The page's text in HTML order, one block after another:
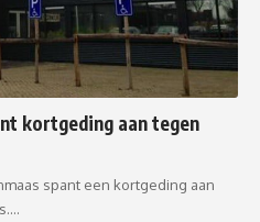
kortgeding aan tegen
spant een kortgeding aan